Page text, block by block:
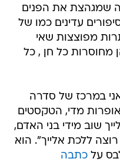
שמגהצת את הפנים
עדינים כמו של
מפוצצות שאי
מחוסרות כל חן , כל
במרכז של סדרה
מדי, הטקסטים
שוב מידי בני האדם,
רוצה ללכת אלייך". הוא
עלכתבה